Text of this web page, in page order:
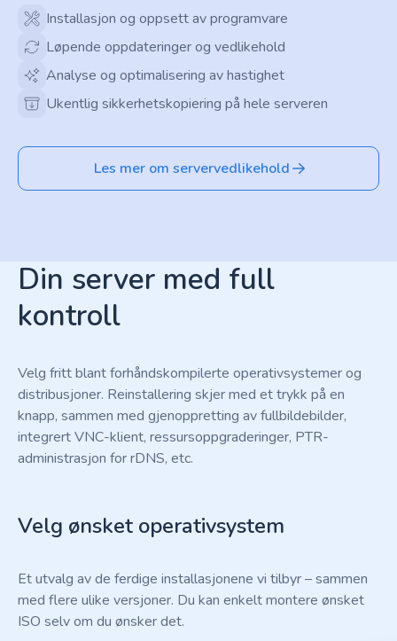
Installasjon og oppsett av programvare
Løpende oppdateringer og vedlikehold
Analyse og optimalisering av hastighet
Ukentlig sikkerhetskopiering på hele serveren
Les mer om servervedlikehold
Din server med full
kontroll
Velg fritt blant forhåndskompilerte operativsystemer og
distribusjoner. Reinstallering skjer med et trykk på en
knapp, sammen med gjenoppretting av fullbildebilder,
integrert VNC-klient, ressursoppgraderinger, PTR-
administrasjon for rDNS, etc.
Velg ønsket operativsystem
Et utvalg av de ferdige installasjonene vi tilbyr – sammen
med flere ulike versjoner. Du kan enkelt montere ønsket
ISO selv om du ønsker det.